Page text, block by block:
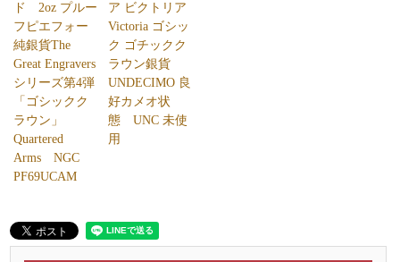
ド 2oz プルー
フピエフォー
純銀貨The
Great Engravers
シリーズ第4弾
「ゴシックク
ラウン」
Quartered
Arms NGC
PF69UCAM
ア ビクトリア
Victoria ゴシッ
ク ゴチックク
ラウン銀貨
UNDECIMO 良
好カメオ状
態 UNC 未使
用